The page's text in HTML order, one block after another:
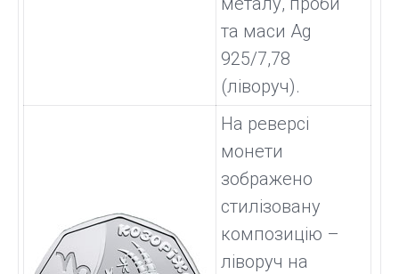
та маси Ag
925/7,78
(ліворуч).
На реверсі
монети
зображено
стилізовану
композицію –
ліворуч на